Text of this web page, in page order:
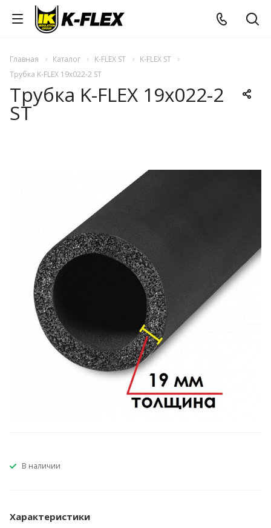
Главная Каталог K-FLEX ST
K-FLEX ST
Трубка K-FLEX 19x022-2 ST
Трубка K-FLEX 19x022-2
ST
В наличии
Характеристики